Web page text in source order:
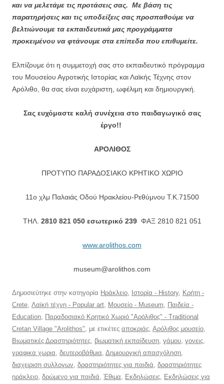
και να μελετάμε τις προτάσεις σας. Με βάση τις
παρατηρήσεις και τις υποδείξεις σας προσπαθούμε να
βελτιώνουμε τα εκπαιδευτικά μας προγράμματα
προκειμένου να φτάνουμε στα επίπεδα που επιθυμείτε.
Ελπίζουμε ότι η συμμετοχή σας στο εκπαιδευτικό πρόγραμμα
του Μουσείου Αγροτικής Ιστορίας και Λαϊκής Τέχνης στον
Αρόλιθο, θα σας είναι ευχάριστη, ωφέλιμη και δημιουργική.
Σας ευχόμαστε καλή συνέχεια στο παιδαγωγικό σας
έργο!!
ΑΡΟΛΙΘΟΣ
ΠΡΟΤΥΠΟ ΠΑΡΑΔΟΣΙΑΚΟ ΚΡΗΤΙΚΟ ΧΩΡΙΟ
11ο χλμ Παλαιάς Οδού Ηρακλείου-Ρεθύμνου T.K.71500
ΤΗΛ. 2810 821 050 εσωτερικό 239ΦΑΞ 2810 821 051
www.arolithos.com
museum@arolithos.com
Δημοσιεύτηκε στην κατηγορία Ηράκλειο Ιστορία - History, Κρήτη -
Crete Λαϊκή τέχνη - Popular art Μουσείο - Museum
Παιδεία -
Education
Παραδοσιακό Κρητικό Χωριό "Αρόλιθος" - Traditional
Cretan Village "Arolithos" , με ετικέτες αποκριάς Αρόλιθος μουσείο
Βιωματικές Δραστηριότητες βιωματική εκπαίδευση γάμου γονεις
γραφικα χωρια δευτεροβάθμια Δημιουργική απασχόληση
διαχειριση συλλογων δραστηριότητες για παιδιά δραστηριότητες
ηράκλειο δρώμενο για παιδιά Έθιμα Εκδηλώσεις
Εκδηλώσεις για